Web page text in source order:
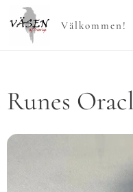
Välkommen!
Runes